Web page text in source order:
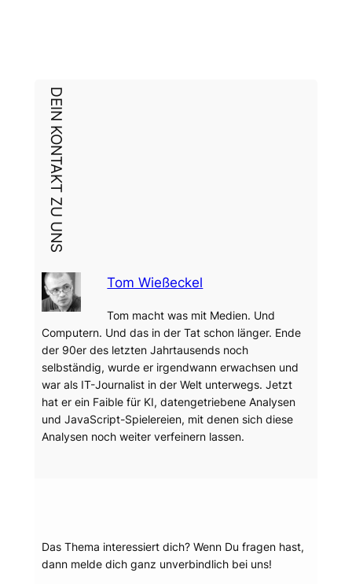
DEIN KONTAKT ZU UNS
Tom Wießeckel
Tom macht was mit Medien. Und
Computern. Und das in der Tat schon länger. Ende
der 90er des letzten Jahrtausends noch
selbständig, wurde er irgendwann erwachsen und
war als IT-Journalist in der Welt unterwegs. Jetzt
hat er ein Faible für KI, datengetriebene Analysen
und JavaScript-Spielereien, mit denen sich diese
Analysen noch weiter verfeinern lassen.
Das Thema interessiert dich? Wenn Du fragen hast,
dann melde dich ganz unverbindlich bei uns!